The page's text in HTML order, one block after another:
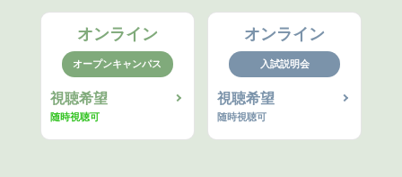
オンライン
オープンキャンパス
視聴希望
随時視聴可
オンライン
入試説明会
視聴希望
随時視聴可